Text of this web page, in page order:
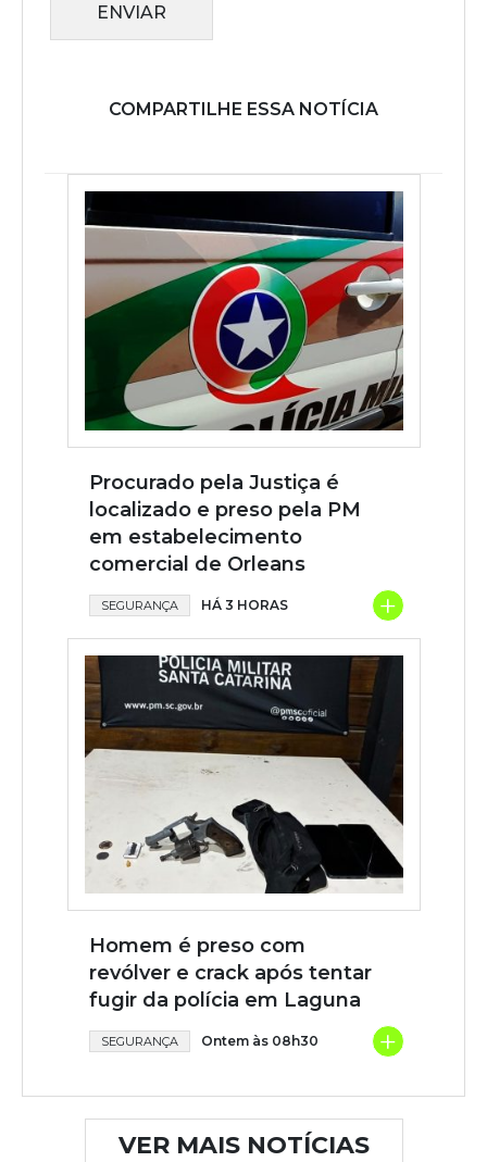
ENVIAR
COMPARTILHE ESSA NOTÍCIA
Procurado pela Justiça é
localizado e preso pela PM
em estabelecimento
comercial de Orleans
SEGURANÇA HÁ 3 HORAS +
Homem é preso com
revólver e crack após tentar
fugir da polícia em Laguna
SEGURANÇA Ontem às 08h30 +
VER MAIS NOTÍCIAS